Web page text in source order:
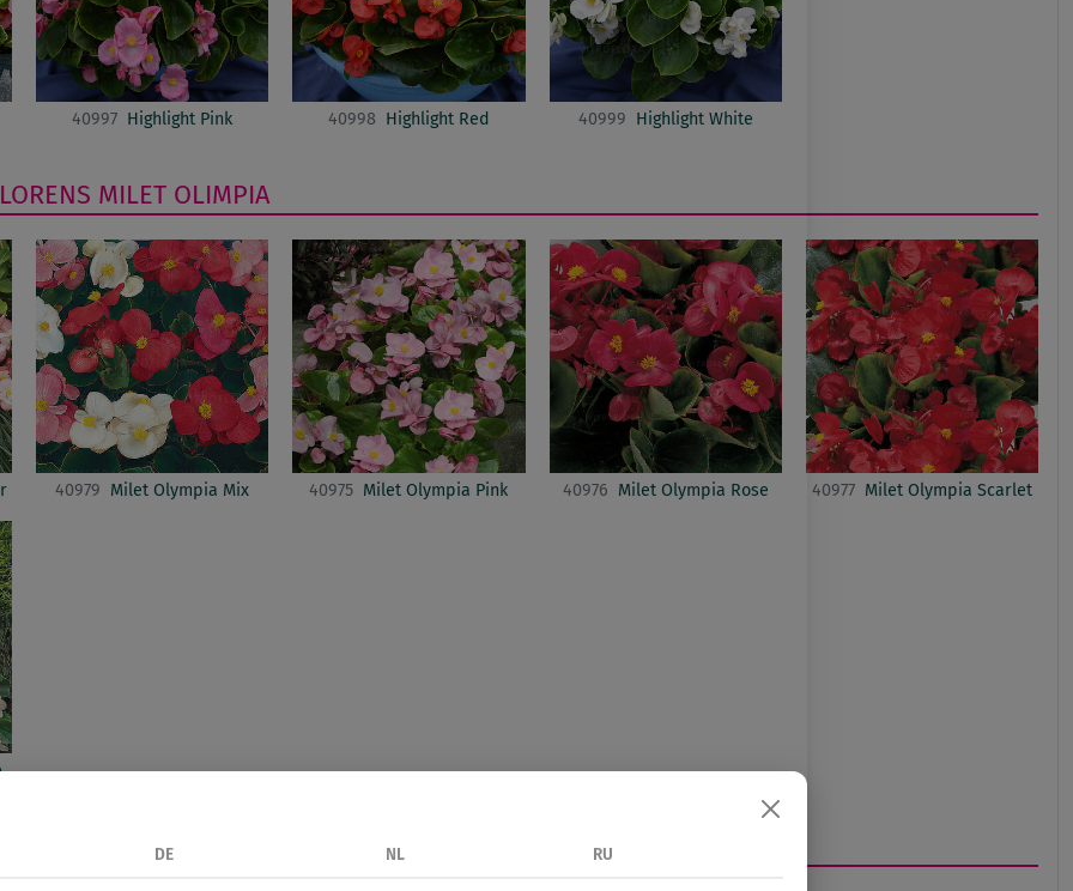
40997 Highlight Pink 40998 Highlight Red 40999 Highlight White
MILET OLIMPIA
40979 Milet Olympia Mix 40975 Milet Olympia Pink 40976 Milet Olympia Rose 40977 Milet Olympia Scarlet
PREMIUM
DE NL RU